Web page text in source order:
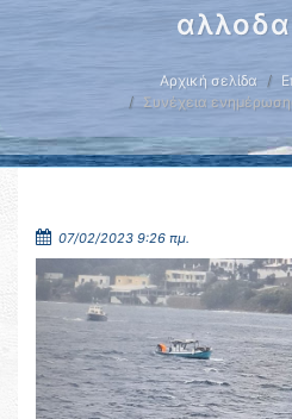
Αρχική σελίδα
Συνέχεια
07/02/2023 9:26 πμ.